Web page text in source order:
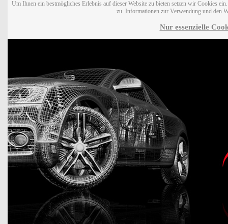
Um Ihnen ein bestmögliches Erlebnis auf dieser Website zu bieten setzen wir Cookies
zu. Informationen zur Verwendung und den
Nur essenzielle